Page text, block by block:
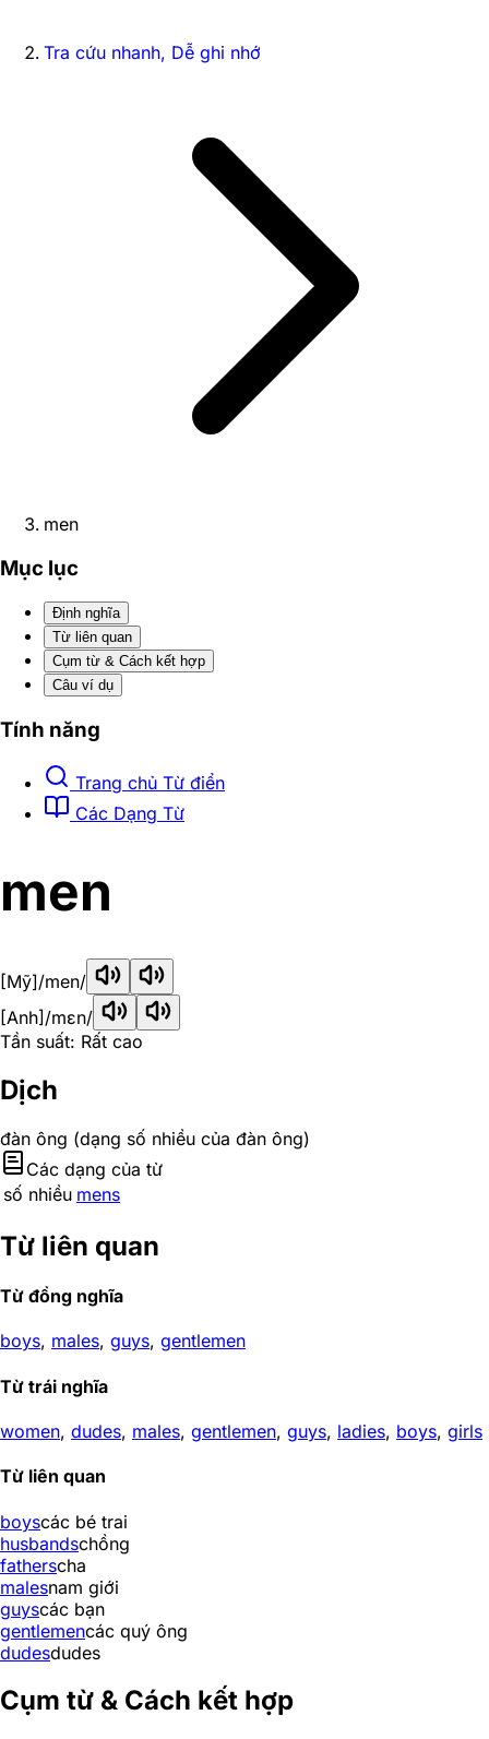
Tra cứu nhanh, Dễ ghi nhớ
men
Mục lục
Định nghĩa
Từ liên quan
Cụm từ & Cách kết hợp
Câu ví dụ
Tính năng
Trang chủ Từ điển
Các Dạng Từ
men
[Mỹ]/men/
[Anh] /mɛn/
Tần suất: Rất cao
Dịch
đàn ông (dạng số nhiều của đàn ông)
Các dạng của từ
số nhiều mens
Từ liên quan
Từ đồng nghĩa
boys, males, guys, gentlemen
Từ trái nghĩa
women, dudes, males, gentlemen, guys, ladies, boys, girls
Từ liên quan
boyscác bé trai
husbandschồng
fatherscha
malesnam giới
guyscác bạn
gentlemencác quý ông
dudesdudes
Cụm từ & Cách kết hợp